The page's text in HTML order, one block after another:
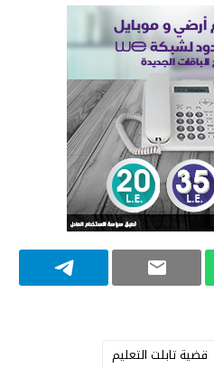
قضية تابلت التعليم